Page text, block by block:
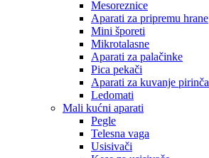
Mesoreznice
Aparati za pripremu hrane
Mini šporeti
Mikrotalasne
Aparati za palačinke
Pica pekači
Aparati za kuvanje pirinča
Ledomati
Mali kućni aparati
Pegle
Telesna vaga
Usisivači